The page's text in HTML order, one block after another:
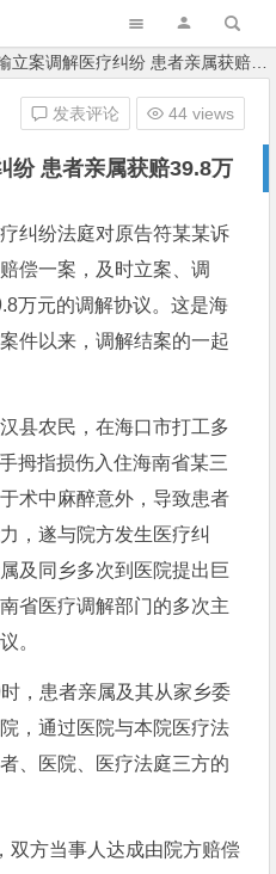
立案调解医疗纠纷 患者亲属获赔39.8万
纷 患者亲属获赔39.8万
发表评论 44 views
纠纷法庭对原告符某某诉
偿一案，及时立案、调
万元的调解协议。这是海
件以来，调解结案的一起
县农民，在海口市打工多
拇指损伤入住海南省某三
术中麻醉意外，导致患者
，遂与院方发生医疗纠
及同乡多次到医院提出巨
省医疗调解部门的多次主
。
，患者亲属及其从家乡委
，通过医院与本院医疗法
、医院、医疗法庭三方的
双方当事人达成由院方赔偿